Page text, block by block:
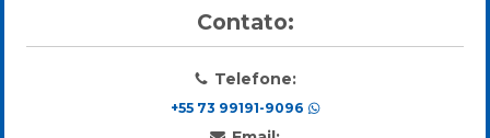
Contato:
Telefone:
+55 73 99191-9096